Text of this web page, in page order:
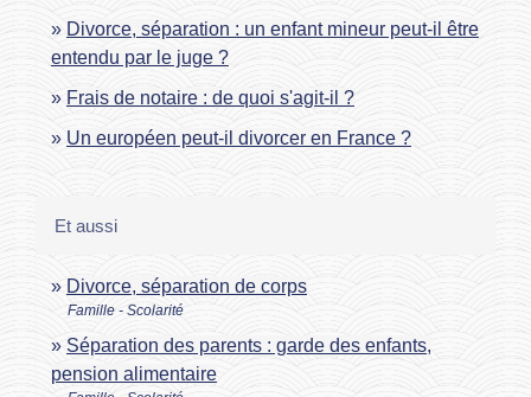
Divorce, séparation : un enfant mineur peut-il être
entendu par le juge ?
Frais de notaire : de quoi s'agit-il ?
Un européen peut-il divorcer en France ?
Et aussi
Divorce, séparation de corps
Famille - Scolarité
Séparation des parents : garde des enfants,
pension alimentaire